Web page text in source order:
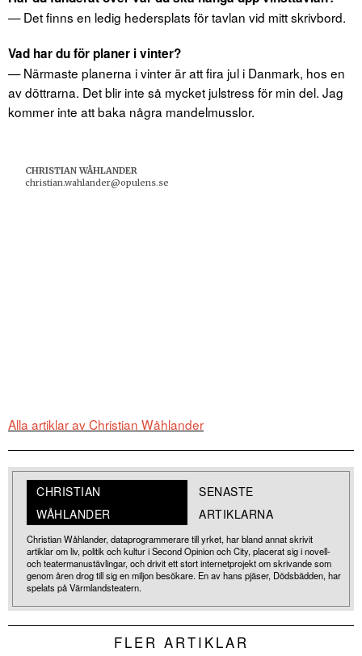
— Det finns en ledig hedersplats för tavlan vid mitt skrivbord.
Vad har du för planer i vinter?
— Närmaste planerna i vinter är att fira jul i Danmark, hos en
av döttrarna. Det blir inte så mycket julstress för min del. Jag
kommer inte att baka några mandelmusslor.
CHRISTIAN WÅHLANDER
christian.wahlander@opulens.se
Alla artiklar av Christian Wåhlander
CHRISTIAN
WÅHLANDER
SENASTE
ARTIKLARNA
Christian Wåhlander, dataprogrammerare till yrket, har bland annat skrivit
artiklar om liv, politik och kultur i Second Opinion och City, placerat sig i novell-
och teatermanustävlingar, och drivit ett stort internetprojekt om skrivande som
genom åren drog till sig en miljon besökare. En av hans pjäser, Dödsbädden, har
spelats på Värmlandsteatern.
FLER ARTIKLAR